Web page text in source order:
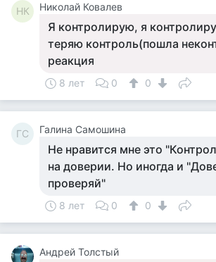
НК Николай Ковалев
Я контролирую, я
теряю контроль(пошла
реакция
8 лет 0 0
ГС Галина Самошина
Не нравится мне это
на доверии. Но иногда и
проверяй"
8 лет 0 0
Андрей Толстый